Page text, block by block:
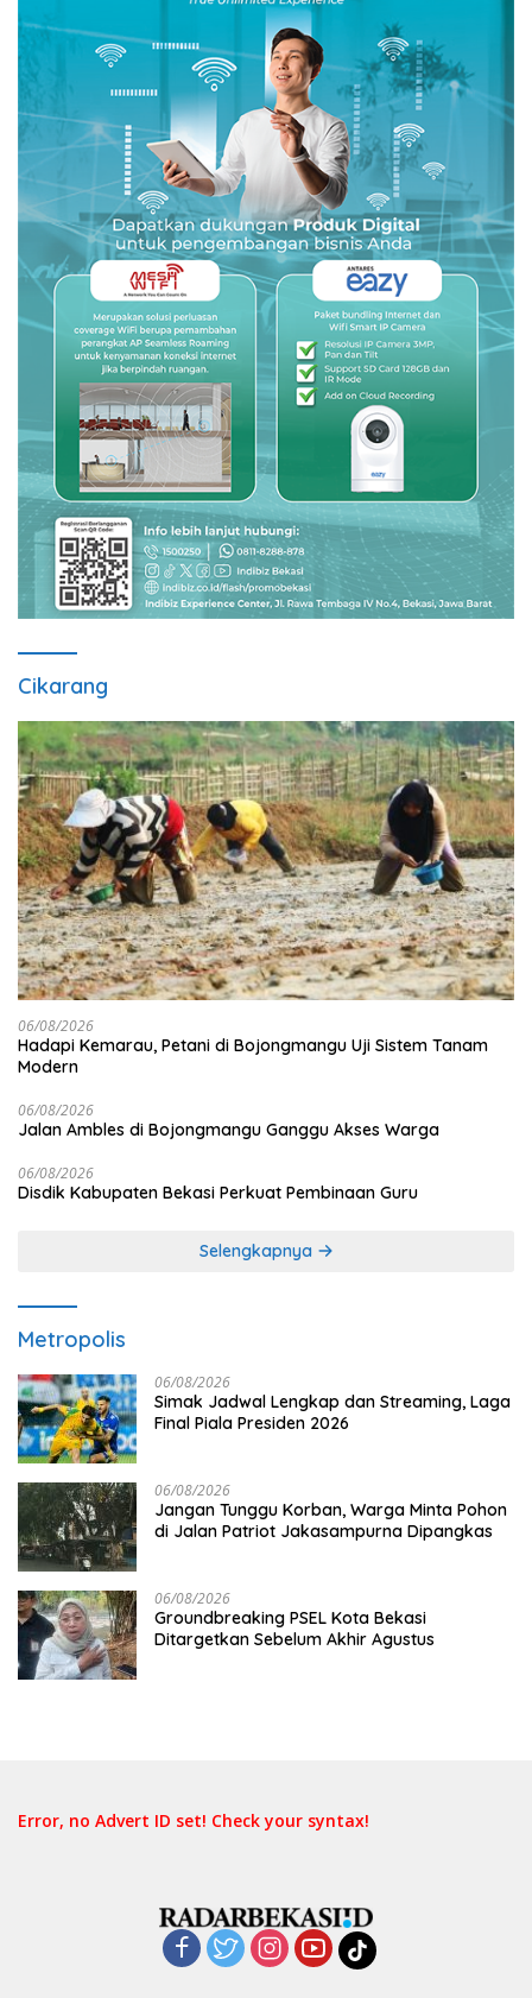
Cikarang
06/08/2026
Hadapi Kemarau, Petani di Bojongmangu Uji Sistem Tanam
Modern
06/08/2026
Jalan Ambles di Bojongmangu Ganggu Akses Warga
06/08/2026
Disdik Kabupaten Bekasi Perkuat Pembinaan Guru
Selengkapnya
Metropolis
06/08/2026
Simak Jadwal Lengkap dan Streaming, Laga
Final Piala Presiden 2026
06/08/2026
Jangan Tunggu Korban, Warga Minta Pohon
di Jalan Patriot Jakasampurna Dipangkas
06/08/2026
Groundbreaking PSEL Kota Bekasi
Ditargetkan Sebelum Akhir Agustus
Error, no Advert ID set! Check your syntax!